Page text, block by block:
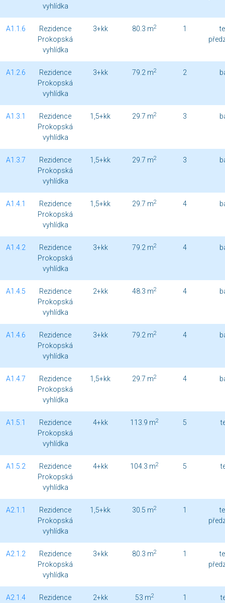
vyhlídka
A1.1.6
Rezidence
Prokopská
vyhlídka
3+kk 80.3 m2 1
A1.2.6
Rezidence
Prokopská
vyhlídka
3+kk 79.2 m2 2
A1.3.1
Rezidence
Prokopská
vyhlídka
1,5+kk 29.7 m2 3
A1.3.7
Rezidence
Prokopská
vyhlídka
1,5+kk 29.7 m2 3
A1.4.1
Rezidence
Prokopská
vyhlídka
1,5+kk 29.7 m2 4
A1.4.2
Rezidence
Prokopská
vyhlídka
3+kk 79.2 m2 4
A1.4.5
Rezidence
Prokopská
vyhlídka
2+kk 48.3 m2 4
A1.4.6
Rezidence
Prokopská
vyhlídka
3+kk 79.2 m2 4
A1.4.7
Rezidence
Prokopská
vyhlídka
1,5+kk 29.7 m2 4
A1.5.1
Rezidence
Prokopská
vyhlídka
4+kk 113.9 m2 5
A1.5.2
Rezidence
Prokopská
vyhlídka
4+kk 104.3 m2 5
A2.1.1
Rezidence
Prokopská
vyhlídka
1,5+kk 30.5 m2 1
A2.1.2
Rezidence
Prokopská
vyhlídka
3+kk 80.3 m2 1
A2.1.4 Rezidence 2+kk 53 m2 1